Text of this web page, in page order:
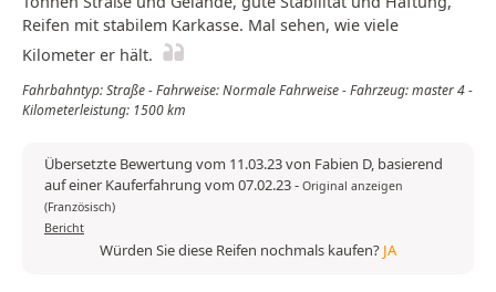
Reifen mit stabilem Karkasse. Mal sehen, wie viele
Kilometer er hält.
Fahrbahntyp: Straße - Fahrweise: Normale Fahrweise - Fahrzeug: master 4 -
Kilometerleistung: 1500 km
Übersetzte Bewertung vom 11.03.23 von Fabien D, basierend
auf einer Kauferfahrung vom 07.02.23- Original anzeigen
(Französisch)
Bericht
Würden Sie diese Reifen nochmals kaufen? JA